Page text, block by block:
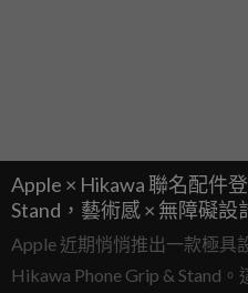
Apple × Hikawa 聯名配件
Stand，藝術感 × 無障礙
量秒殺！
Apple 近期悄悄推出一款極
Hikawa Phone Grip & Stand。